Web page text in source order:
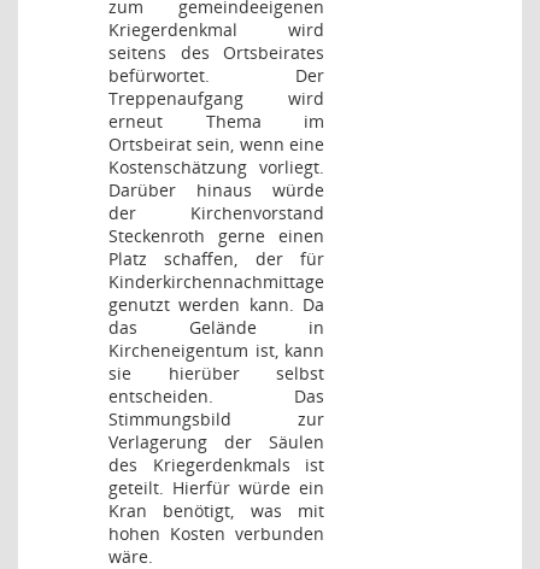
zum gemeindeeigenen
Kriegerdenkmal wird
seitens des Ortsbeirates
befürwortet. Der
Treppenaufgang wird
erneut Thema im
Ortsbeirat sein, wenn eine
Kostenschätzung vorliegt.
Darüber hinaus würde
der Kirchenvorstand
Steckenroth gerne einen
Platz schaffen, der für
Kinderkirchennachmittage
genutzt werden kann. Da
das Gelände in
Kircheneigentum ist, kann
sie hierüber selbst
entscheiden. Das
Stimmungsbild zur
Verlagerung der Säulen
des Kriegerdenkmals ist
geteilt. Hierfür würde ein
Kran benötigt, was mit
hohen Kosten verbunden
wäre.